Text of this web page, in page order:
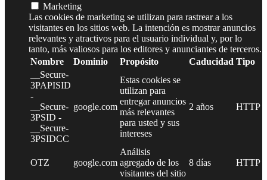
Marketing
Las cookies de marketing se utilizan para rastrear a los
visitantes en los sitios web. La intención es mostrar anuncios
relevantes y atractivos para el usuario individual y, por lo
tanto, más valiosos para los editores y anunciantes de terceros.
Nombre
Dominio Propósito Caducidad Tipo
__Secure-
3PAPISID
-
__Secure-
3PSID -
__Secure-
3PSIDCC
google.com
Estas cookies se
utilizan para
entregar anuncios
más relevantes
para usted y sus
intereses
2 años HTTP
OTZ google.com
Análisis
agregado de los
visitantes del sitio
8 días HTTP